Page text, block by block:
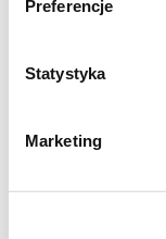
Preferencje
Statystyka
Marketing
🍴 1
posypania